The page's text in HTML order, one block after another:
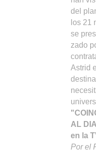
del
los 21
se
zado
Astrid
AL
en la
Por el